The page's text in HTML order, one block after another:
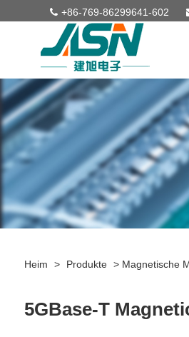
+86-769-86299641-602
Heim > Produkte > Magnetische
5GBase-T